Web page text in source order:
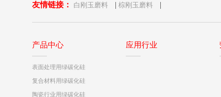
友情链接： 白刚玉磨料 | 棕刚玉磨料 |
产品中心
表面处理用绿碳化硅
复合材料用绿碳化硅
陶瓷行业用绿碳化硅
应用行业